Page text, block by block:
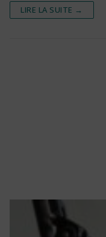
LIRE LA SUITE →